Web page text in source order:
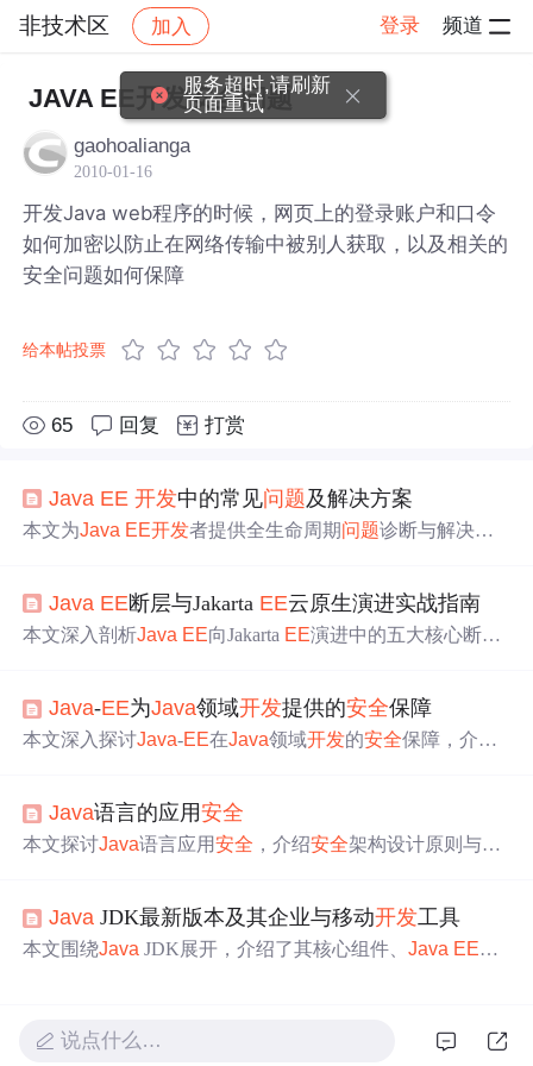
非技术区 加入 登录 频道
社区 非技术区 帖子详情
JAVA EE开发安全问题
gaohoalianga
2010-01-16
开发Java web程序的时候，网页上的登录账户和口令
如何加密以防止在网络传输中被别人获取，以及相关的
安全问题如何保障
给本帖投票
65 回复 打赏
Java EE 开发中的常见问题及解决方案
本文为Java EE开发者提供全生命周期问题诊断与解决方
有实战案例、工具推荐，助开发者提升应用稳定性、安全
性和性能。
Java EE断层与Jakarta EE云原生演进实战指南
本文深入剖析Java EE向Jakarta EE演进中的五大核心断
门机制，以及JakartaEE10集成MicroProfile带来的云原生
能力升维。聚焦真实生产问题，强调标准化API、容器契
Java-EE为Java领域开发提供的安全保障
本文深入探讨Java-EE在Java领域开发的安全保障，介绍
例。通过项目实战展示应用，探讨实际场景，推荐工具资
源，总结未来趋势与挑战，并提供常见问题解答。
Java语言的应用安全
本文探讨Java语言应用安全 ，介绍安全架构设计原则与组
包括输入验证、输出编码等，强调开发者需持续关注
问题。
Java JDK最新版本及其企业与移动开发工具
本文围绕Java JDK展开，介绍了其核心组件、Java EE与
新、 安全维护和常见
说点什么…
服务超时,请刷新
页面重试